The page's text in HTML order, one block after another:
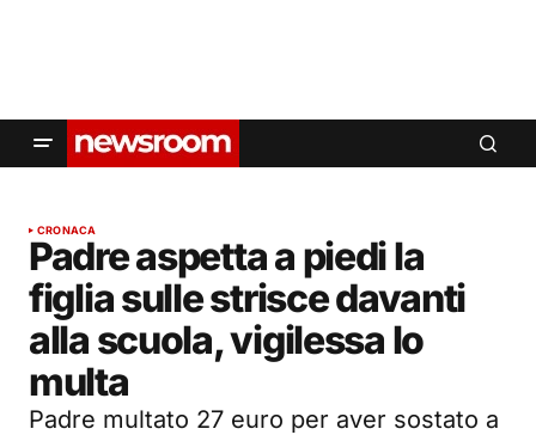
CRONACA
Padre aspetta a piedi la
figlia sulle strisce davanti
alla scuola, vigilessa lo
multa
Padre multato 27 euro per aver sostato a